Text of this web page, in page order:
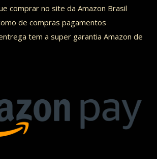
comprar no site da Amazon Brasil
de compras pagamentos
tem a super garantia Amazon de